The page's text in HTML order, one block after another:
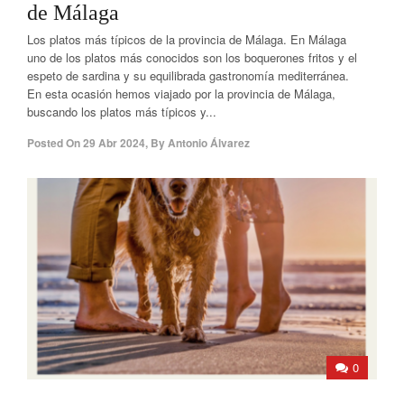
de Málaga
Los platos más típicos de la provincia de Málaga. En Málaga
uno de los platos más conocidos son los boquerones fritos y el
espeto de sardina y su equilibrada gastronomía mediterránea.
En esta ocasión hemos viajado por la provincia de Málaga,
buscando los platos más típicos y...
Posted On29 Abr 2024, ByAntonio Álvarez
0